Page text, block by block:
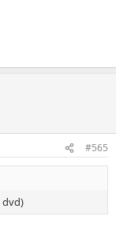
#565
dvd)